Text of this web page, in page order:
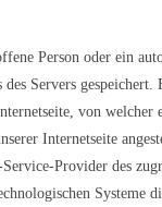
Person oder ein
Servers gespeichert.
von welcher
Internetseite
Provider des
Systeme